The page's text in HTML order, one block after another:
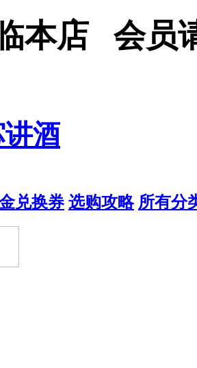
本店 会员
酒
兑换券 选购攻略 所有分